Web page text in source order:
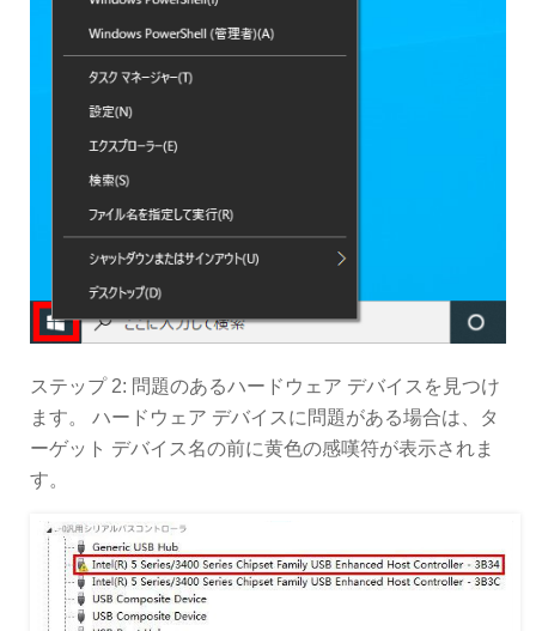
ステップ 2: 問題のあるハードウェア デバイスを見つけ
ます。 ハードウェア デバイスに問題がある場合は、タ
ーゲット デバイス名の前に黄色の感嘆符が表示されま
す。